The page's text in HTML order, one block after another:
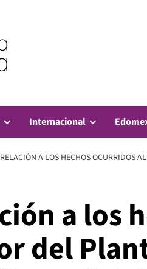
Internacional
A LOS HECHOS OCURRIDOS
a los
del